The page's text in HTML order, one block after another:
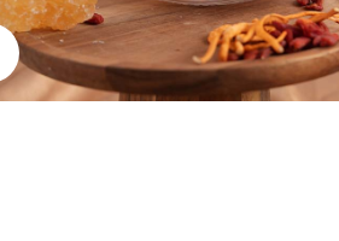
Click to enlarge